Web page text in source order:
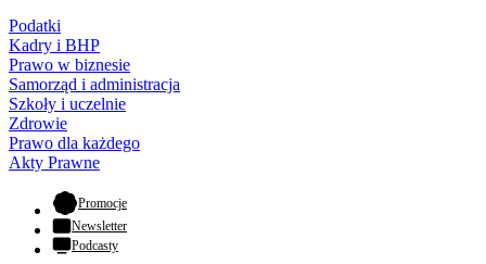
Podatki
Kadry i BHP
Prawo w biznesie
Samorząd i administracja
Szkoły i uczelnie
Zdrowie
Prawo dla każdego
Akty Prawne
Promocje- otwiera się w nowej karcie
Newsletter
Podcasty